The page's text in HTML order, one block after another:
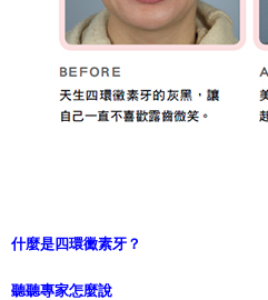
什麼是四環黴素牙？
聽聽專家怎麼說